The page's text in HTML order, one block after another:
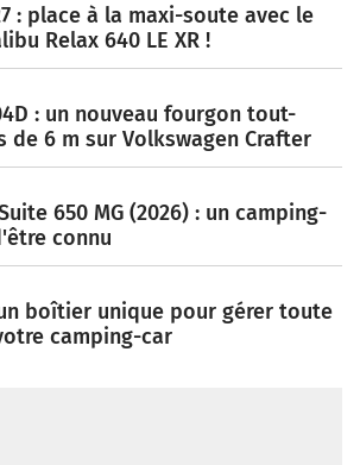
: place à la maxi-soute avec le
Relax 640 LE XR !
: un nouveau fourgon tout-
de 6 m sur Volkswagen Crafter
650 MG (2026) : un camping-
connu
un boîtier unique pour gérer toute
camping-car